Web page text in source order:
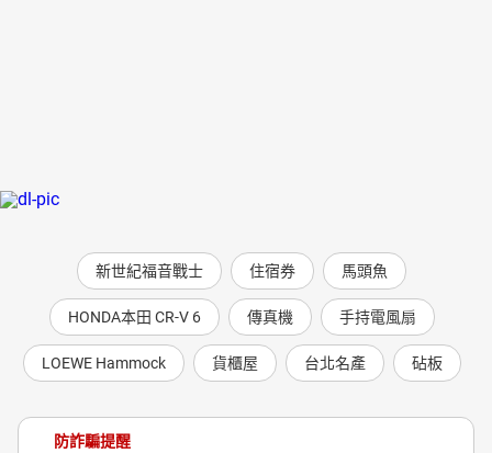
新世紀福音戰士 住宿券 馬頭魚
HONDA本田 CR-V 6 傳真機 手持電風扇
LOEWE Hammock 貨櫃屋 台北名產 砧板
防詐騙提醒